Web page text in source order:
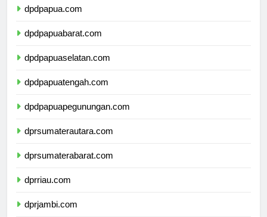
dpdpapua.com
dpdpapuabarat.com
dpdpapuaselatan.com
dpdpapuatengah.com
dpdpapuapegunungan.com
dprsumaterautara.com
dprsumaterabarat.com
dprriau.com
dprjambi.com